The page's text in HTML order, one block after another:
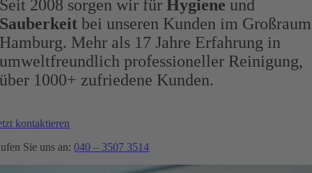
Seit 2008 sorgen wir fürHygiene und
Sauberkeitbei unseren Kunden im Großraum
Hamburg. Mehr als 17 Jahre Erfahrung in
umweltfreundlich professioneller Reinigung,
über 1000+ zufriedene Kunden.
kontaktieren
Sie uns an:040 – 3507 3514